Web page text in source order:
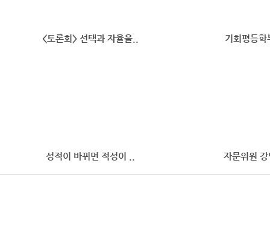
<토론회> 선택과 자율을.. 기회평등
성적이 바뀌면 적성이 .. 자문위원